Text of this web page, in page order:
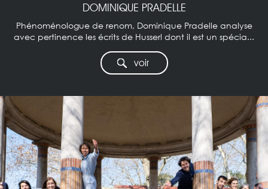
DOMINIQUE PRADELLE
Phénoménologue de renom, Dominique Pradelle analyse
avec pertinence les écrits de Husserl dont il est un spécia...
voir